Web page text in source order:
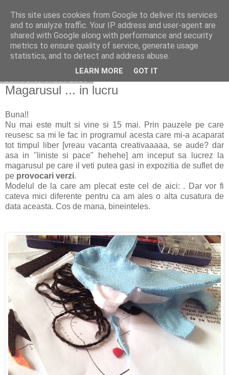
Copilarim
Magarusul ... in lucru
Buna!!
Nu mai este mult si vine si 15 mai. Prin pauzele pe care
reusesc sa mi le fac in programul acesta care mi-a acaparat
tot timpul liber [vreau vacanta creativaaaaa, se aude? dar
asa in "liniste si pace" hehehe] am inceput sa lucrez la
magarusul pe care il veti putea gasi in expozitia de suflet de
pe provocari verzi.
Modelul de la care am plecat este cel de aici: . Dar vor fi
cateva mici diferente pentru ca am ales o alta cusatura de
data aceasta. Cos de mana, bineinteles.
This site uses cookies from Google to deliver its services
and to analyze traffic. Your IP address and user-agent are
shared with Google along with performance and security
metrics to ensure quality of service, generate usage
statistics, and to detect and address abuse.
LEARN MORE GOT IT